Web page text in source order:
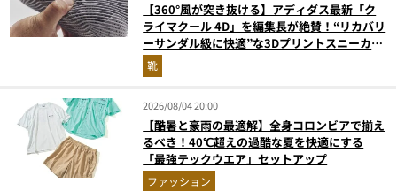
【360°風が突き抜ける】アディダス最新「ク
ライマクール 4D」を編集長が絶賛！“リカバリ
ーサンダル級に快適”な3Dプリントスニーカー
『コレ買いです』Vol.173
靴
2026/08/04 20:00
【酷暑と豪雨の最適解】全身コロンビアで揃え
るべき！40℃超えの過酷な夏を快適にする
「最強テックウエア」セットアップ
ファッション